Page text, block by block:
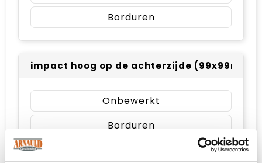
Borduren
impact hoog op de achterzijde (99x99mm)
Onbewerkt
Borduren